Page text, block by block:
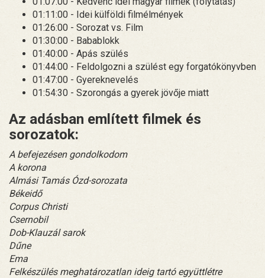
01:11:00 - Idei külföldi filmélmények
01:26:00 - Sorozat vs. Film
01:30:00 - Babablokk
01:40:00 - Apás szülés
01:44:00 - Feldolgozni a szülést egy forgatókönyvben
01:47:00 - Gyereknevelés
01:54:30 - Szorongás a gyerek jövője miatt
Az adásban említett filmek és
sorozatok:
A befejezésen gondolkodom
A korona
Almási Tamás Ózd-sorozata
Békeidő
Corpus Christi
Csernobil
Dob-Klauzál sarok
Dűne
Ema
Felkészülés meghatározatlan ideig tartó együttlétre